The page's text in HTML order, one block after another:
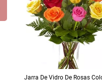
Jarra De Vidro De Rosas